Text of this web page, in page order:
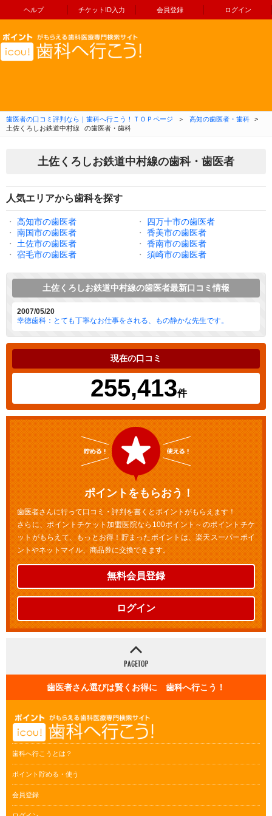
ヘルプ チケットID入力 会員登録 ログイン
コンテンツへ移動
歯医者の口コミ評判なら｜歯科へ行こう！ＴＯＰページ ＞ 高知の歯医者・歯科
>
土佐くろしお鉄道中村線
の歯医者・歯科
土佐くろしお鉄道中村線の歯科・歯医者
人気エリアから歯科を探す
・ 高知市の歯医者 ・
四万十市の歯医者
・
南国市の歯医者 ・
香美市の歯医者
・
土佐市の歯医者 ・
香南市の歯医者
・
宿毛市の歯医者 ・ 須崎市の歯医者
土佐くろしお鉄道中村線の歯医者最新口コミ情報
2007/05/20
幸徳歯科：とても丁寧なお仕事をされる、もの静かな先生です。
現在の口コミ
255,413件
ポイントをもらおう！
歯医者さんに行って口コミ・評判を書くとポイントがもらえます！
さらに、ポイントチケット加盟医院なら100ポイント～のポイントチケ
ットがもらえて、もっとお得！貯まったポイントは、楽天スーパーポイ
ントやネットマイル、商品券に交換できます。
無料会員登録
ログイン
歯医者さん選びは賢くお得に 歯科へ行こう！
歯科へ行こうとは？
ポイント貯める・使う
会員登録